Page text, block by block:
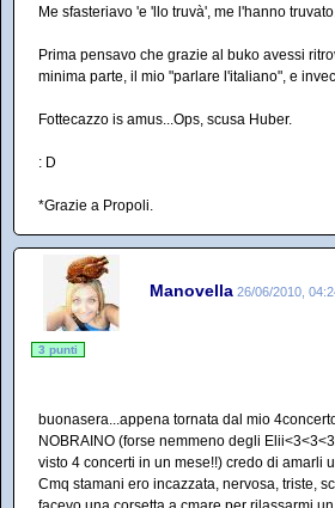
Me sfasteriavo 'e 'llo truvà', me l'hanno
Prima pensavo che grazie al buko avessi
minima parte, il mio "parlare l'italiano", e
Fottecazzo is amus...Ops, scusa Huber.
: D
*Grazie a Propoli.
Manovella 26/06/2010,
3 punti
buonasera...appena tornata dal mio
NOBRAINO (forse nemmeno degli
visto 4 concerti in un mese!!) credo di amarli
Cmq stamani ero incazzata, nervosa, triste,